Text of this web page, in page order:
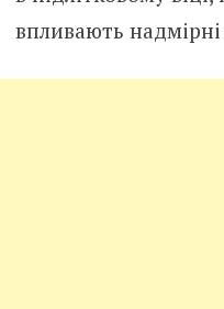
впливають надмірні